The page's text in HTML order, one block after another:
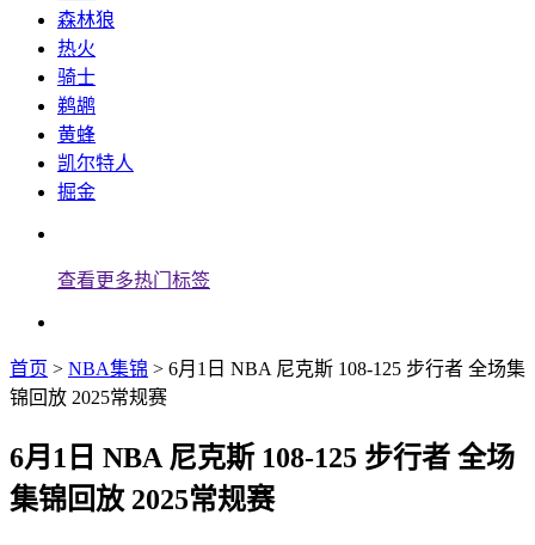
森林狼
热火
骑士
鹈鹕
黄蜂
凯尔特人
掘金
查看更多热门标签
首页 > NBA集锦 > 6月1日 NBA 尼克斯 108-125 步行者 全场集
锦回放 2025常规赛
6月1日 NBA 尼克斯 108-125 步行者 全场
集锦回放 2025常规赛